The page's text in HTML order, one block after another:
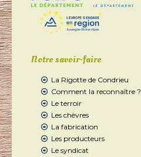
Notre savoir-faire
La Rigotte de Condrieu
Comment la reconnaître ?
Le terroir
Les chèvres
La fabrication
Les producteurs
Le syndicat